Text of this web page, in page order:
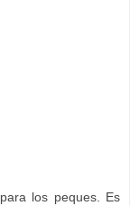
los peques. Es